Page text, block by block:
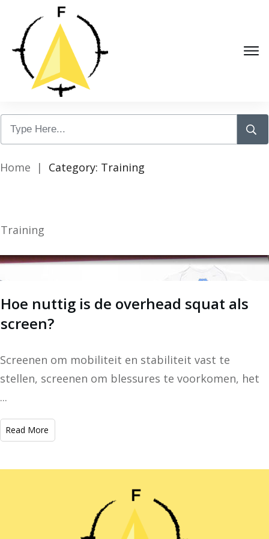
Home | Category: Training
Training
Hoe nuttig is de overhead squat als
screen?
Screenen om mobiliteit en stabiliteit vast te
stellen, screenen om blessures te voorkomen, het
...
​Read More